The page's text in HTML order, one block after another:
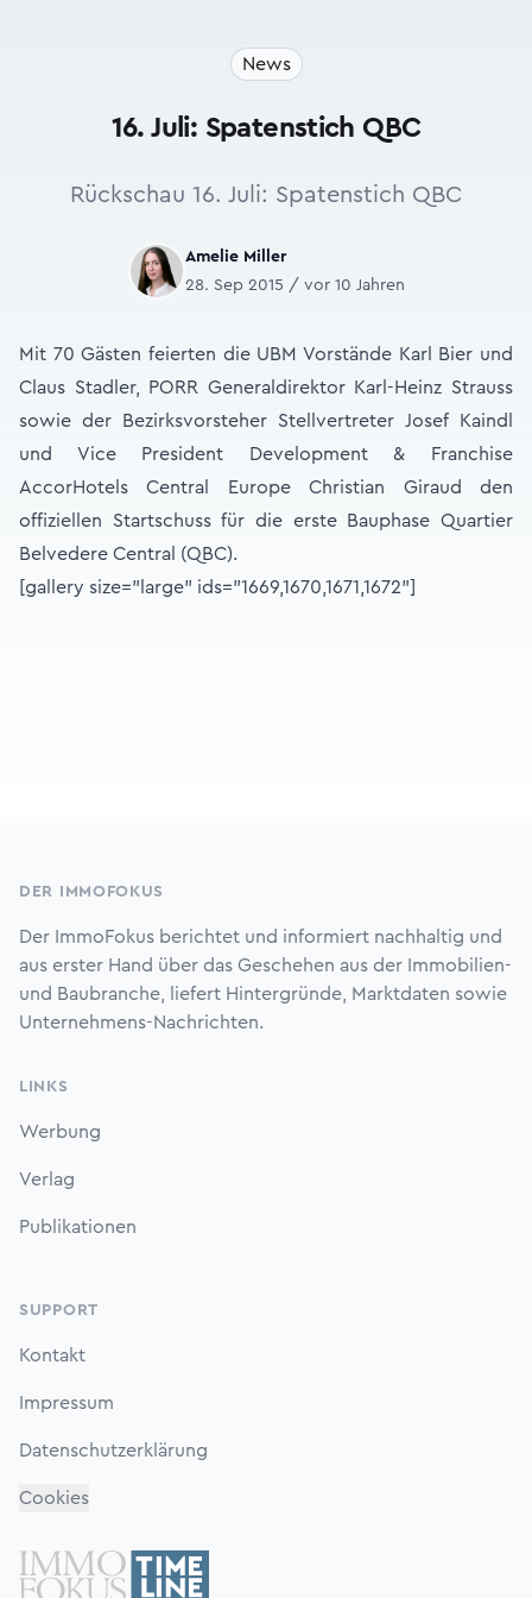
News
16. Juli: Spatenstich QBC
Rückschau 16. Juli: Spatenstich QBC
Amelie Miller
28. Sep 2015 / vor 10 Jahren
Mit 70 Gästen feierten die UBM Vorstände Karl Bier und
Claus Stadler, PORR Generaldirektor Karl-Heinz Strauss
sowie der Bezirksvorsteher Stellvertreter Josef Kaindl
und Vice President Development & Franchise
AccorHotels Central Europe Christian Giraud den
offiziellen Startschuss für die erste Bauphase Quartier
Belvedere Central (QBC).
[gallery size="large" ids="1669,1670,1671,1672"]
DER IMMOFOKUS
Der ImmoFokus berichtet und informiert nachhaltig und
aus erster Hand über das Geschehen aus der Immobilien-
und Baubranche, liefert Hintergründe, Marktdaten sowie
Unternehmens-Nachrichten.
LINKS
Werbung
Verlag
Publikationen
SUPPORT
Kontakt
Impressum
Datenschutzerklärung
Cookies